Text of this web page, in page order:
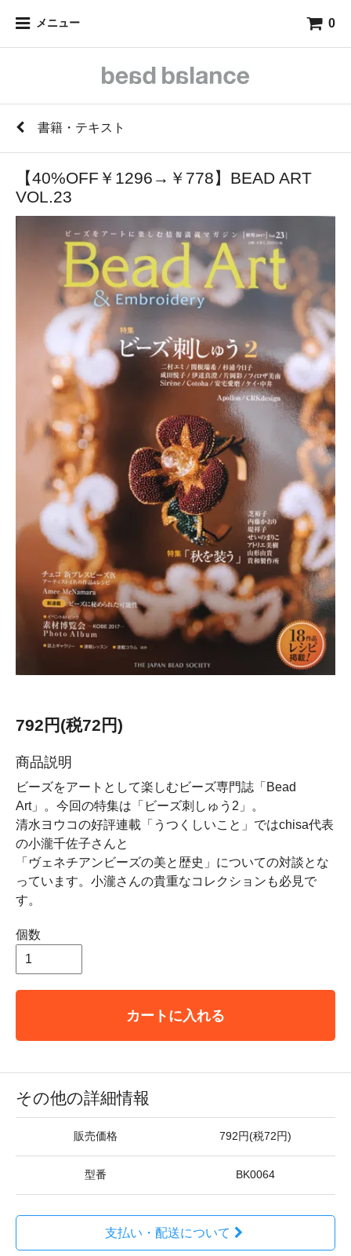
メニュー 0
書籍・テキスト
【40%OFF￥1296→￥778】BEAD ART
VOL.23
792円(税72円)
商品説明
ビーズをアートとして楽しむビーズ専門誌「Bead
Art」。今回の特集は「ビーズ刺しゅう2」。
清水ヨウコの好評連載「うつくしいこと」ではchisa代表
の小瀧千佐子さんと
「ヴェネチアンビーズの美と歴史」についての対談とな
っています。小瀧さんの貴重なコレクションも必見で
す。
個数
カートに入れる
その他の詳細情報
販売価格 792円(税72円)
型番 BK0064
支払い・配送について